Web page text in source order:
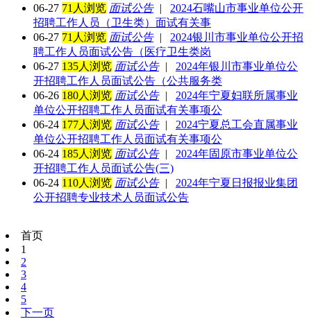
06-27 71人浏览 面试公告|
2024石嘴山市事业单位公开
招聘工作人员（卫生类）面试有关事
06-27 71人浏览 面试公告|
2024银川市事业单位公开招
聘工作人员面试公告（医疗卫生类岗
06-27 135人浏览 面试公告|
2024年银川市事业单位公
开招聘工作人员面试公告（公共服务类
06-26 180人浏览 面试公告|
2024年宁夏妇联所属事业
单位公开招聘工作人员面试有关事项公
06-24 177人浏览 面试公告|
2024宁夏总工会直属事业
单位公开招聘工作人员面试有关事项公
06-24 185人浏览 面试公告|
2024年固原市事业单位公
开招聘工作人员面试公告(三)
06-24 110人浏览 面试公告|
2024年宁夏日报报业集团
公开招聘专业技术人员面试公告
首页
1
2
3
4
5
下一页